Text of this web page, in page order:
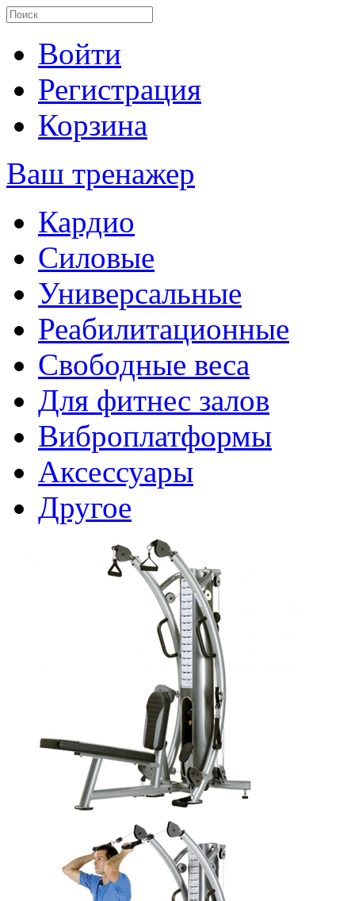
Войти
Регистрация
Корзина
Ваш тренажер
Кардио
Силовые
Универсальные
Реабилитационные
Свободные веса
Для фитнес залов
Виброплатформы
Аксессуары
Другое